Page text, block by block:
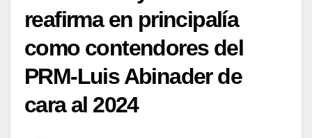
reafirma en principalía
como contendores del
PRM-Luis Abinader de
cara al 2024